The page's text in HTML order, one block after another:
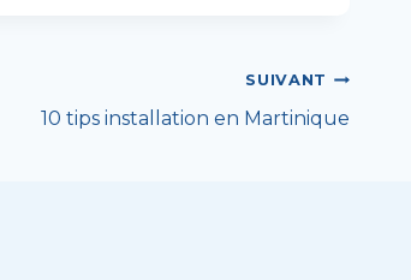
SUIVANT
10 tips installation en Martinique